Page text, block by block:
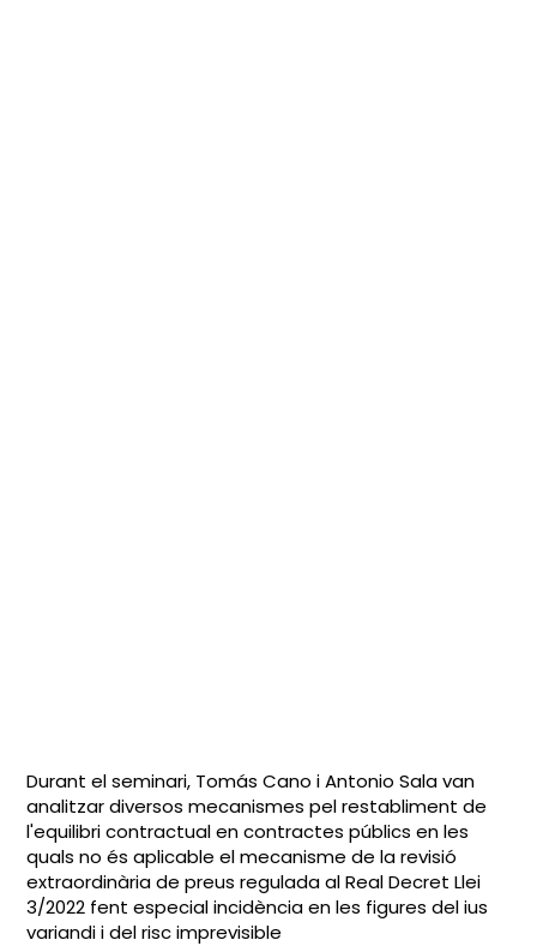
Durant el seminari, Tomás Cano i Antonio Salavan
analitzar diversos mecanismes pel restabliment de
l'equilibri contractual en contractes públics en les
quals no és aplicable el mecanisme de la revisió
extraordinària de preus regulada al Real Decret Llei
3/2022 fent especial incidència en les figures delius
variandi i del risc imprevisible